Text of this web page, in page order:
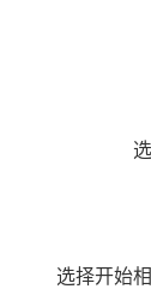
选择开始